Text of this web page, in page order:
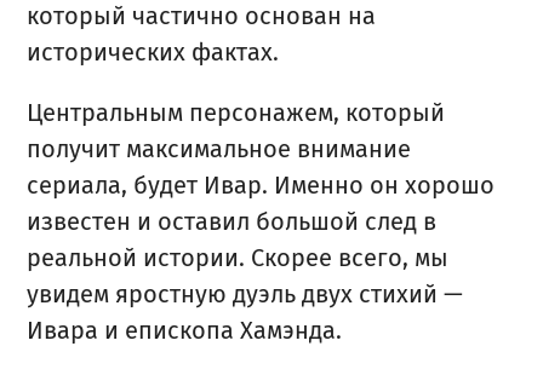
который частично основан на
исторических фактах.
Центральным персонажем, который
получит максимальное внимание
сериала, будет Ивар. Именно он хорошо
известен и оставил большой след в
реальной истории. Скорее всего, мы
увидем яростную дуэль двух стихий —
Ивара и епископа Хамэнда.